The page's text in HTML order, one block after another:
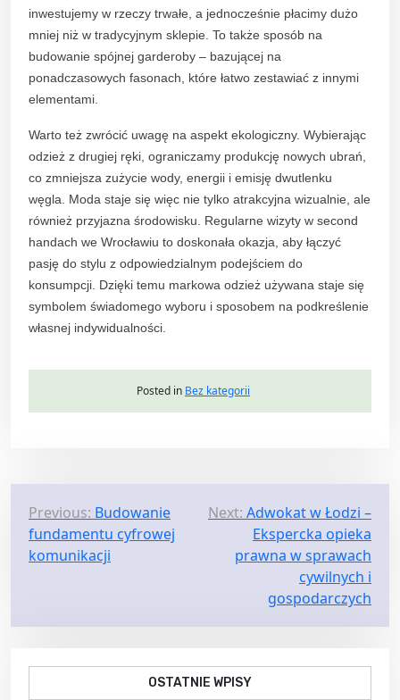
inwestujemy w rzeczy trwałe, a jednocześnie płacimy dużo
mniej niż w tradycyjnym sklepie. To także sposób na
budowanie spójnej garderoby – bazującej na
ponadczasowych fasonach, które łatwo zestawiać z innymi
elementami.
Warto też zwrócić uwagę na aspekt ekologiczny. Wybierając
odzież z drugiej ręki, ograniczamy produkcję nowych ubrań,
co zmniejsza zużycie wody, energii i emisję dwutlenku
węgla. Moda staje się więc nie tylko atrakcyjna wizualnie, ale
również przyjazna środowisku. Regularne wizyty w second
handach we Wrocławiu to doskonała okazja, aby łączyć
pasję do stylu z odpowiedzialnym podejściem do
konsumpcji. Dzięki temu markowa odzież używana staje się
symbolem świadomego wyboru i sposobem na podkreślenie
własnej indywidualności.
Posted in Bez kategorii
N
a
w
g
c
Previous: Budowanie
fundamentu cyfrowej
komunikacji
Next: Adwokat w Łodzi –
Ekspercka opieka
prawna w sprawach
cywilnych i
gospodarczych
OSTATNIE WPISY